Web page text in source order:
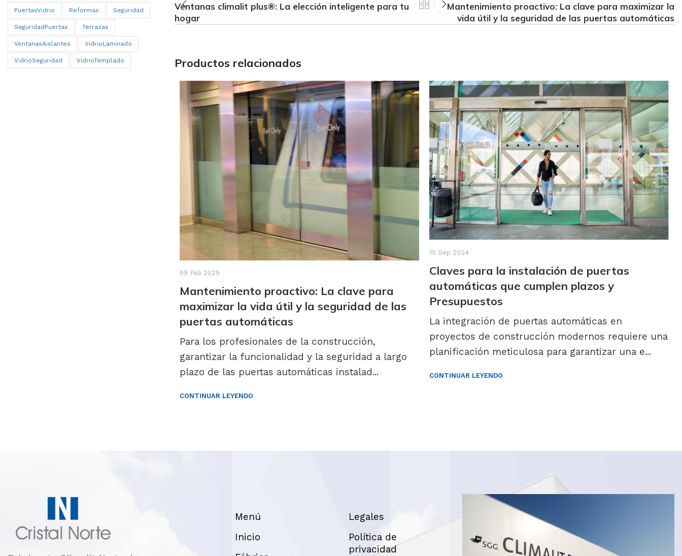
Ventanas climalit plus®: La elección inteligente para tu
hogar
Mantenimiento proactivo: La clave para maximizar la
vida útil y la seguridad de las puertas automáticas
Productos relacionados
09 Feb 2025
Mantenimiento proactivo: La clave para
maximizar la vida útil y la seguridad de las
puertas automáticas
Para los profesionales de la construcción,
garantizar la funcionalidad y la seguridad a largo
plazo de las puertas automáticas instalad...
CONTINUAR LEYENDO
15 Sep 2024
Claves para la instalación de puertas
automáticas que cumplen plazos y
Presupuestos
La integración de puertas automáticas en
proyectos de construcción modernos requiere una
planificación meticulosa para garantizar una e...
CONTINUAR LEYENDO
PuertasVidrio Reformas Seguridad
SeguridadPuertas Terrazas
VentanasAislantes VidrioLaminado
VidrioSeguridad VidrioTemplado
Menú
Inicio
Legales
Política de
privacidad